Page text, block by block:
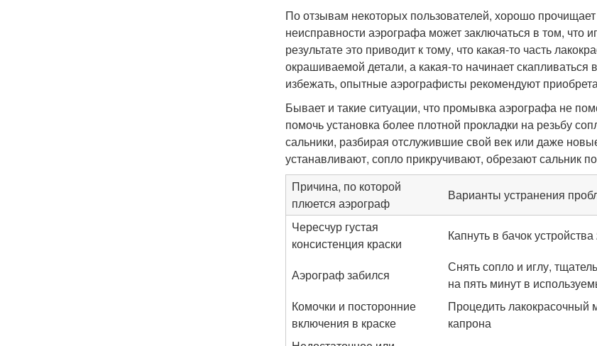
По отзывам некоторых пользователей, хорошо
неисправности аэрографа может заключаться в том, что
результате это приводит к тому, что какая-то часть
окрашиваемой детали, а какая-то начинает
избежать, опытные аэрографисты рекомендуют
Бывает и такие ситуации, что промывка аэрографа не
помочь установка более плотной прокладки на резьбу
сальники, разбирая отслужившие свой век или даже
устанавливают, сопло прикручивают, обрезают сальник
Причина, по которой
плюется аэрограф
Варианты устранения
Чересчур густая
консистенция краски
Капнуть в бачок
Аэрограф забился
Снять сопло и иглу,
на пять минут в
Комочки и посторонние
включения в краске
Процедить лакокрасочный
капрона